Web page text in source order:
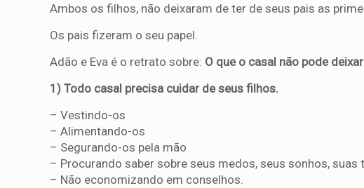
Ambos os filhos, não deixaram de ter de seus pais as
Os pais fizeram o seu papel.
Adão e Eva é o retrato sobre: O que o casal não pode
1) Todo casal precisa cuidar de seus filhos.
– Vestindo-os
– Alimentando-os
– Segurando-os pela mão
– Procurando saber sobre seus medos, seus sonhos,
– Não economizando em conselhos.